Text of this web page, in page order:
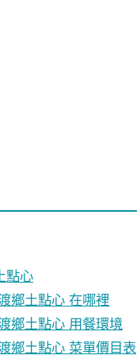
點心
鄉土點心 在哪裡
鄉土點心 用餐環境
鄉土點心 菜單價目表